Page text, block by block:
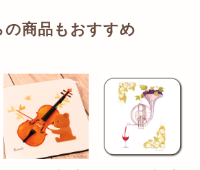
の商品もおすすめ